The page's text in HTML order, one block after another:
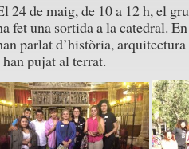
24 de maig, de 10 a 12 h, el
fet una sortida a la catedral.
parlat d’història,
pujat al terrat.